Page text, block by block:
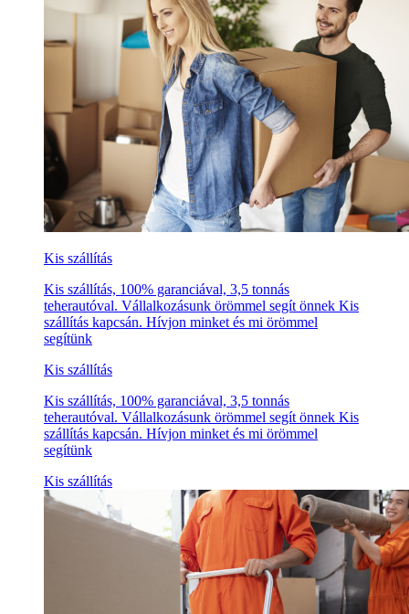
Kis szállítás
Kis szállítás, 100% garanciával, 3,5 tonnás
teherautóval. Vállalkozásunk örömmel segít önnek Kis
szállítás kapcsán. Hívjon minket és mi örömmel
segítünk
Kis szállítás
Kis szállítás, 100% garanciával, 3,5 tonnás
teherautóval. Vállalkozásunk örömmel segít önnek Kis
szállítás kapcsán. Hívjon minket és mi örömmel
segítünk
Kis szállítás